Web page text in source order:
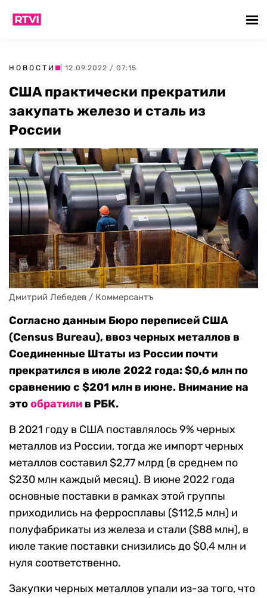
НОВОСТИ | 12.09.2022 / 07:15
США практически прекратили
закупать железо и сталь из
России
Дмитрий Лебедев / Коммерсантъ
Согласно данным Бюро переписей США
(Census Bureau), ввоз черных металлов в
Соединенные Штаты из России почти
прекратился в июле 2022 года: $0,6 млн по
сравнению с $201 млн в июне. Внимание на
этообратили в РБК.
В 2021 году в США поставлялось 9% черных
металлов из России, тогда же импорт черных
металлов составил $2,77 млрд (в среднем по
$230 млн каждый месяц). В июне 2022 года
основные поставки в рамках этой группы
приходились на ферросплавы ($112,5 млн) и
полуфабрикаты из железа и стали ($88 млн), в
июле такие поставки снизились до $0,4 млн и
нуля соответственно.
Закупки черных металлов упали из-за того, что